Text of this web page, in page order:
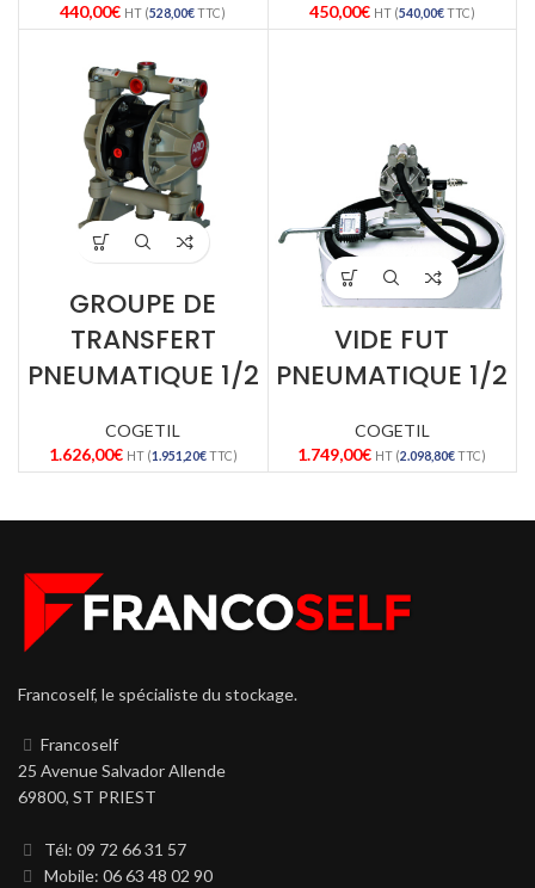
440,00€ HT (528,00€TTC)
450,00€ HT (540,00€TTC)
GROUPE DE
TRANSFERT
PNEUMATIQUE 1/2
COGETIL
1.626,00€ HT (1.951,20€TTC)
VIDE FUT
PNEUMATIQUE 1/2
COGETIL
1.749,00€ HT (2.098,80€TTC)
Francoself, le spécialiste du stockage.
Francoself
25 Avenue Salvador Allende
69800, ST PRIEST
Tél: 09 72 66 31 57
Mobile: 06 63 48 02 90